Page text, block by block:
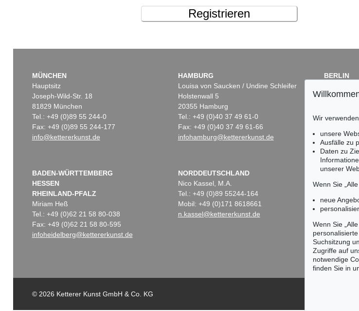
Registrieren
MÜNCHEN
Hauptsitz
Joseph-Wild-Str. 18
81829 München
Tel.: +49 (0)89 55 244-0
Fax: +49 (0)89 55 244-177
info@kettererkunst.de
HAMBURG
Louisa von Saucken / Undine Schleifer
Holstenwall 5
20355 Hamburg
Tel.: +49 (0)40 37 49 61-0
Fax: +49 (0)40 37 49 61-66
infohamburg@kettererkunst.de
BERLIN
Tel.: +49
BADEN-WÜRTTEMBERG
HESSEN
RHEINLAND-PFALZ
Miriam Heß
Tel.: +49 (0)62 21 58 80-038
Fax: +49 (0)62 21 58 80-595
infoheidelberg@kettererkunst.de
NORDDEUTSCHLAND
Nico Kassel, M.A.
Tel.: +49 (0)89 55244-164
Mobil: +49 (0)171 8618661
n.kassel@kettererkunst.de
Keine
Wir
© 2026 Ketterer Kunst GmbH & Co. KG
Wir
unsere
Ausfälle zu
Daten zu
unserer
Wenn Sie
neue
Wenn Sie
Suchsitzung
Zugriffe auf
notwendige
finden Sie in